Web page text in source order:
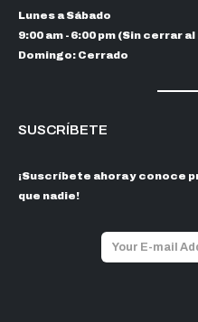
Lunes a Sábado
9:00 am - 6:00 pm (Sin cerrar
Domingo: Cerrado
SUSCRÍBETE
¡Suscríbete ahora y conoce
que nadie!